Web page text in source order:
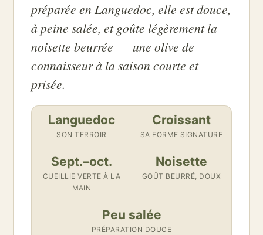
préparée en Languedoc, elle est douce,
à peine salée, et goûte légèrement la
noisette beurrée — une olive de
connaisseur à la saison courte et
prisée.
Languedoc
SON TERROIR
Croissant
SA FORME SIGNATURE
Sept.–oct.
CUEILLIE VERTE À LA
MAIN
Noisette
GOÛT BEURRÉ, DOUX
Peu salée
PRÉPARATION DOUCE